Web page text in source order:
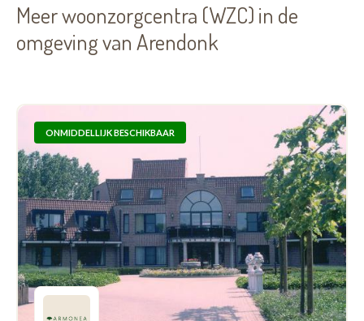
Meer woonzorgcentra (WZC) in de
omgeving van Arendonk
ONMIDDELLIJK BESCHIKBAAR